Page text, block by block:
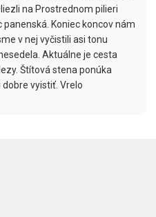
na Prostrednom pilieri
Koniec koncov nám
v nej vyčistili asi tonu
Aktuálne je cesta
Štítová stena ponúka
vyistiť. Vrelo